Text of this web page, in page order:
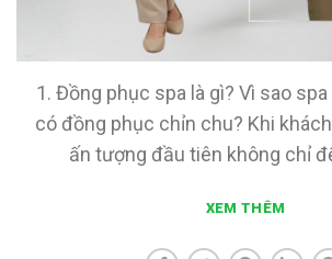
1. Đồng phục spa là gì? Vì sao
có đồng phục chỉn chu? Khi
ấn tượng đầu tiên không chỉ
XEM THÊM